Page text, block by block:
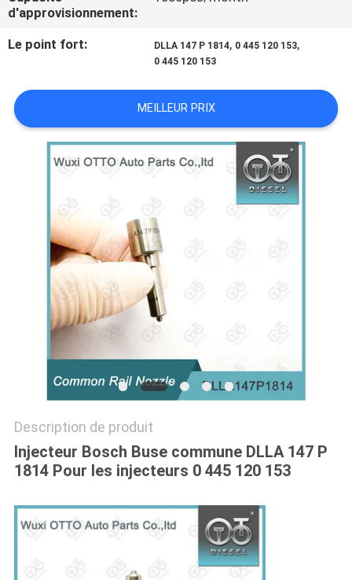
CONTACTEZ-
NOUVELLES
PLAN
PRIVACY
POLICY
d'approvisionnement:
Le point fort: DLLA 147 P 1814, 0 445 120 153,
0 445 120 153
MEILLEUR PRIX
Description de produit
Injecteur Bosch Buse commune DLLA 147 P
1814 Pour les injecteurs 0 445 120 153